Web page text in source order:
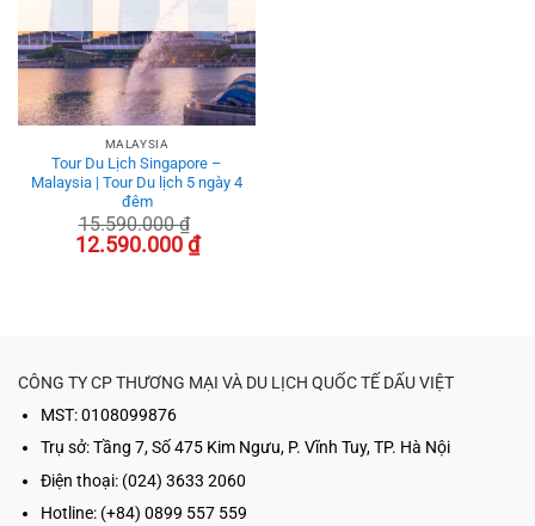
MALAYSIA
Tour Du Lịch Singapore –
Malaysia | Tour Du lịch 5 ngày 4
đêm
15.590.000₫
Giá
gốc
12.590.000₫Giá
hiện
CÔNG TY CP THƯƠNG MẠI VÀ DU LỊCH QUỐC TẾ DẤU VIỆT
MST: 0108099876
Trụ sở:Tầng 7, Số 475 Kim Ngưu, P. Vĩnh Tuy, TP. Hà Nội
Điện thoại: (024) 3633 2060
Hotline: (+84) 0899 557 559